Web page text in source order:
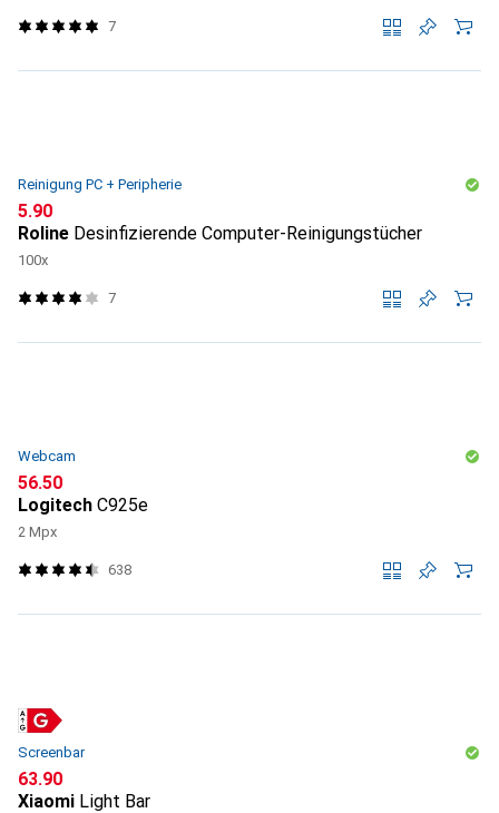
7
Reinigung PC + Peripherie
CHF
5.90
Roline Desinfizierende Computer-Reinigungstücher
100x
7
Webcam
CHF
56.50
Logitech C925e
2 Mpx
638
Screenbar
CHF
63.90
Xiaomi Light Bar